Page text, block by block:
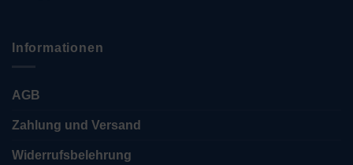
Informationen
AGB
Zahlung und Versand
Widerrufsbelehrung